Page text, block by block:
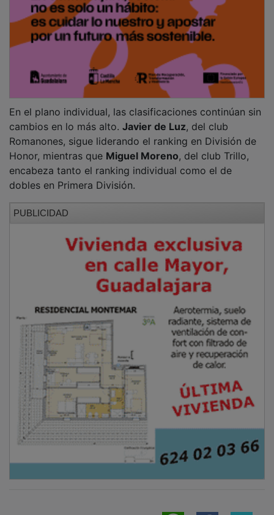
En el plano individual, las clasificaciones continúan sin
cambios en lo más alto. Javier de Luz, del club
Romanones, sigue liderando el ranking en División de
Honor, mientras que Miguel Moreno, del club Trillo,
encabeza tanto el ranking individual como el de
dobles en Primera División.
PUBLICIDAD